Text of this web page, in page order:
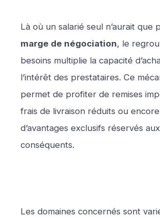
Là où un salarié seul n’aurait que
marge de négociation, le
besoins multiplie la capacité
l’intérêt des prestataires. Ce
permet de profiter de remises
frais de livraison réduits ou encore
d’avantages exclusifs réservés
conséquents.
Les domaines concernés sont